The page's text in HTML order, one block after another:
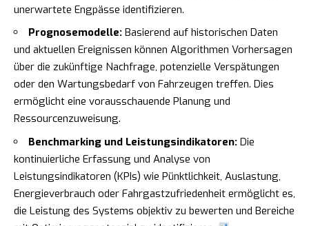
unerwartete Engpässe identifizieren.
Prognosemodelle: Basierend auf historischen Daten
und aktuellen Ereignissen können Algorithmen Vorhersagen
über die zukünftige Nachfrage, potenzielle Verspätungen
oder den Wartungsbedarf von Fahrzeugen treffen. Dies
ermöglicht eine vorausschauende Planung und
Ressourcenzuweisung.
Benchmarking und Leistungsindikatoren: Die
kontinuierliche Erfassung und Analyse von
Leistungsindikatoren (KPIs) wie Pünktlichkeit, Auslastung,
Energieverbrauch oder Fahrgastzufriedenheit ermöglicht es,
die Leistung des Systems objektiv zu bewerten und Bereiche